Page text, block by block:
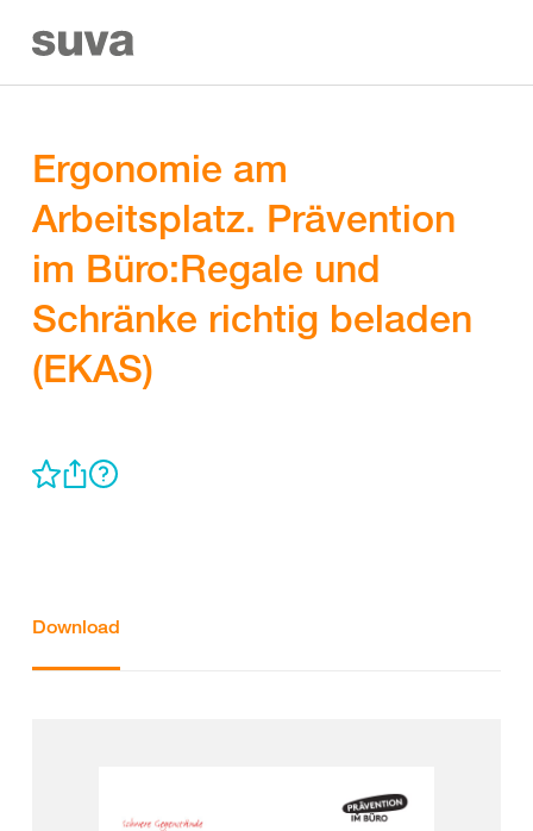
Ergonomie am
Arbeitsplatz. Prävention
im Büro:Regale und
Schränke richtig beladen
(EKAS)
Download